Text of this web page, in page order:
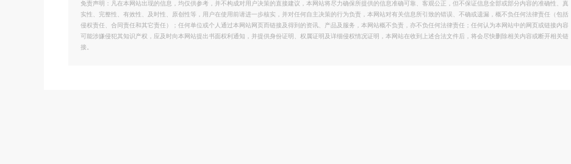
免责声明：凡在本网站出现的信息，均仅供参考，并不构成对用户决策的直接建议，本网站将尽力确保所提供的信息准确可靠、客观公正，但不保证信息全部或部分内容的准确性、真
实性、完整性、有效性、及时性、原创性等，用户在使用前请进一步核实，并对任何自主决策的行为负责，本网站对有关信息所引致的错误、不确或遗漏，概不负任何法律责任（包括
侵权责任、合同责任和其它责任）；任何单位或个人通过本网站网页而链接及得到的资讯、产品及服务，本网站概不负责，亦不负任何法律责任；任何认为本网站中的网页或链接内容
可能涉嫌侵犯其知识产权，应及时向本网站提出书面权利通知，并提供身份证明、权属证明及详细侵权情况证明，本网站在收到上述合法文件后，将会尽快删除相关内容或断开相关链
接。